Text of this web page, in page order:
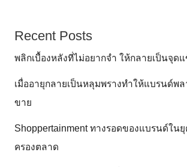
Recent Posts
พลิกเบื้องหลังที่ไม่อยากจำ ให้กลายเป็นจุด
เมื่ออายุกลายเป็นหลุมพรางทำให้แบรนด์พ
ขาย
Shoppertainment ทางรอดของแบรนด์ในยุ
ครองตลาด